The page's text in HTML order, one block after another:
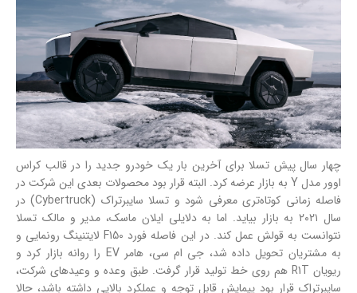
چهار سال پیش تسلا برای آخرین بار یک خودرو جدید را در قالب کراس
اوور مدل Y به بازار عرضه کرد. البته قرار بود محصولات بعدی این شرکت در
فاصله زمانی کوتاه‌تری معرفی شود و تسلا سایبرتراک (Cybertruck) در
سال ۲۰۲۱ به بازار بیاید. اما به دلایلی ایلان ماسک، مدیر و مالک تسلا
نتوانست به قولش عمل کند. در این فاصله فورد F150 لایتنینگ رونمایی و
به مشتریان تحویل داده شد، جی ام سی، هامر EV را روانه بازار کرد و
ریویان R1T هم روی خط تولید قرار گرفت. طبق وعده و وعیدهای شرکت،
سایبرتراک قرار بود پیمایش قابل توجه و عملکرد بالایی داشته باشد، حالا